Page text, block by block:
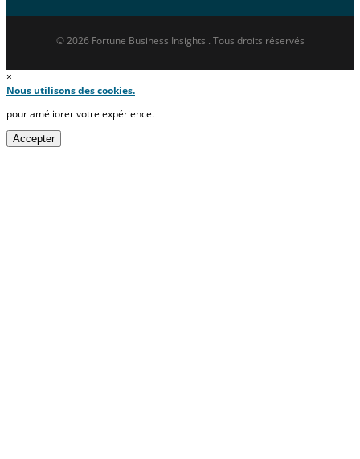
© 2026 Fortune Business Insights . Tous droits réservés
×
Nous utilisons des cookies.
pour améliorer votre expérience.
Accepter